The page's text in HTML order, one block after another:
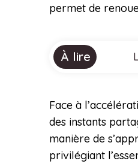
permet de
À lire
Face à
des instants
manière de
privilégiant